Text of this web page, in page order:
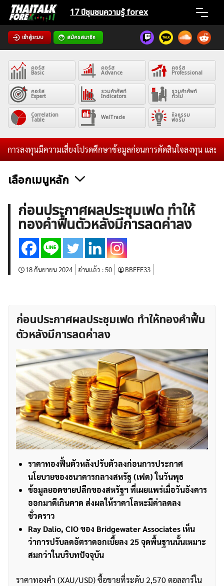
Skip
content
17 ปีชุมชนความรู้ forex
เข้าสู่ระบบ สมัครสมาชิก
Home
News
Articles
VPS Register
ค้นหา
สำหรับ:
คอร์ส
Basic
คอร์ส
Advance
คอร์ส
Professional
คอร์ส
Expert
รวมคำศัพท์
Indicators
รวมคำศัพท์
ทั่วไป
Correlation
Table WelTrade กิจกรรม
ฟอรั่ม
รลงทุนมีความเสี่ยงโปรดศึกษาข้อมูลก่อนการตัดสินใจลงทุน และไม่รั
เลือกเมนูหลัก
ข่าวฟอเร็กซ์และสกุลเงิน คริปโตเคอร์เรนซี
ฟรีซิกแนล รายวัน
บทวิเคราะห์
เศรษฐกิจทั่วไป ดัชนี-หุ้น
พันธบัตร
สินค้าโภคภัณฑ์
โบรกเกอร์ FX
โปรโมชั่น Forex
กองทุน Forex
ฟรี EA
ก่อนประกาศผลประชุมเฟด ทำให้
ทองคำฟื้นตัวหลังมีการลดค่าลง
18 กันยายน 2024 อ่านแล้ว :50 BBEEE33
ก่อนประกาศผลประชุมเฟด ทำให้ทองคำฟื้น
ตัวหลังมีการลดค่าลง
ราคาทองฟื้นตัวหลังปรับตัวลงก่อนการประกาศ
นโยบายของธนาคารกลางสหรัฐ (เฟด) ในวันพุธ
ข้อมูลยอดขายปลีกของสหรัฐฯ ที่เผยแพร่เมื่อวันอังคาร
ออกมาดีเกินคาด ส่งผลให้ราคาโลหะมีค่าลดลง
ชั่วคราว
Ray Dalio, CIO ของ Bridgewater Associates เห็น
ว่าการปรับลดอัตราดอกเบี้ยลง 25 จุดพื้นฐานนั้นเหมาะ
สมกว่าในบริบทปัจจุบัน
ราคาทองคำ (XAU/USD) ซื้อขายที่ระดับ 2,570 ดอลลาร์ใน